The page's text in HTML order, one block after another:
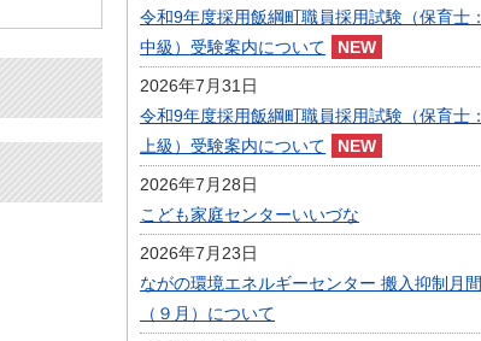
令和9年度採用飯綱町職員採用試験（保育士：
中級）受験案内について
2026年7月31日
令和9年度採用飯綱町職員採用試験（保育士：
上級）受験案内について
2026年7月28日
こども家庭センターいいづな
2026年7月23日
ながの環境エネルギーセンター 搬入抑制月間
（９月）について